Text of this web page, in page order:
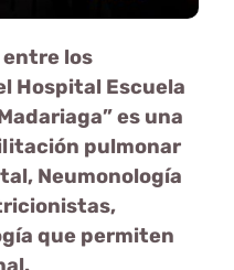
los
Hospital Escuela
es una
pulmonar
Neumonología
que permiten